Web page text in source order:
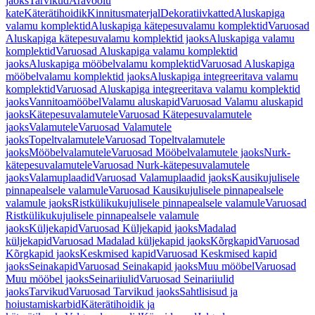
kateKäterätihoidikKinnitusmaterjalDekoratiivkattedAluskapiga
valamu komplektidAluskapiga kätepesuvalamu komplektidVaruosad
Aluskapiga kätepesuvalamu komplektid jaoksAluskapiga valamu
komplektidVaruosad Aluskapiga valamu komplektid
jaoksAluskapiga mööbelvalamu komplektidVaruosad Aluskapiga
mööbelvalamu komplektid jaoksAluskapiga integreeritava valamu
komplektidVaruosad Aluskapiga integreeritava valamu komplektid
jaoksVannitoamööbelValamu aluskapidVaruosad Valamu aluskapid
jaoksKätepesuvalamuteleVaruosad Kätepesuvalamutele
jaoksValamuteleVaruosad Valamutele
jaoksTopeltvalamuteleVaruosad Topeltvalamutele
jaoksMööbelvalamuteleVaruosad Mööbelvalamutele jaoksNurk-
kätepesuvalamuteleVaruosad Nurk-kätepesuvalamutele
jaoksValamuplaadidVaruosad Valamuplaadid jaoksKausikujulisele
pinnapealsele valamuleVaruosad Kausikujulisele pinnapealsele
valamule jaoksRistkülikukujulisele pinnapealsele valamuleVaruosad
Ristkülikukujulisele pinnapealsele valamule
jaoksKüljekapidVaruosad Küljekapid jaoksMadalad
küljekapidVaruosad Madalad küljekapid jaoksKõrgkapidVaruosad
Kõrgkapid jaoksKeskmised kapidVaruosad Keskmised kapid
jaoksSeinakapidVaruosad Seinakapid jaoksMuu mööbelVaruosad
Muu mööbel jaoksSeinariiulidVaruosad Seinariiulid
jaoksTarvikudVaruosad Tarvikud jaoksSahtlisisud ja
hoiustamiskarbidKäterätihoidik ja